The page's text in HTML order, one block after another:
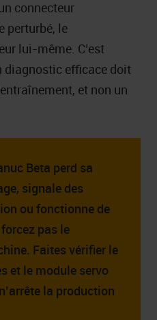
connecteur
perturbé, le
lui-même. C’est
diagnostic efficace doit
et non un
Beta perd sa
signale des
ou fonctionne de
pas le
Faites vérifier le
et le module servo
la production